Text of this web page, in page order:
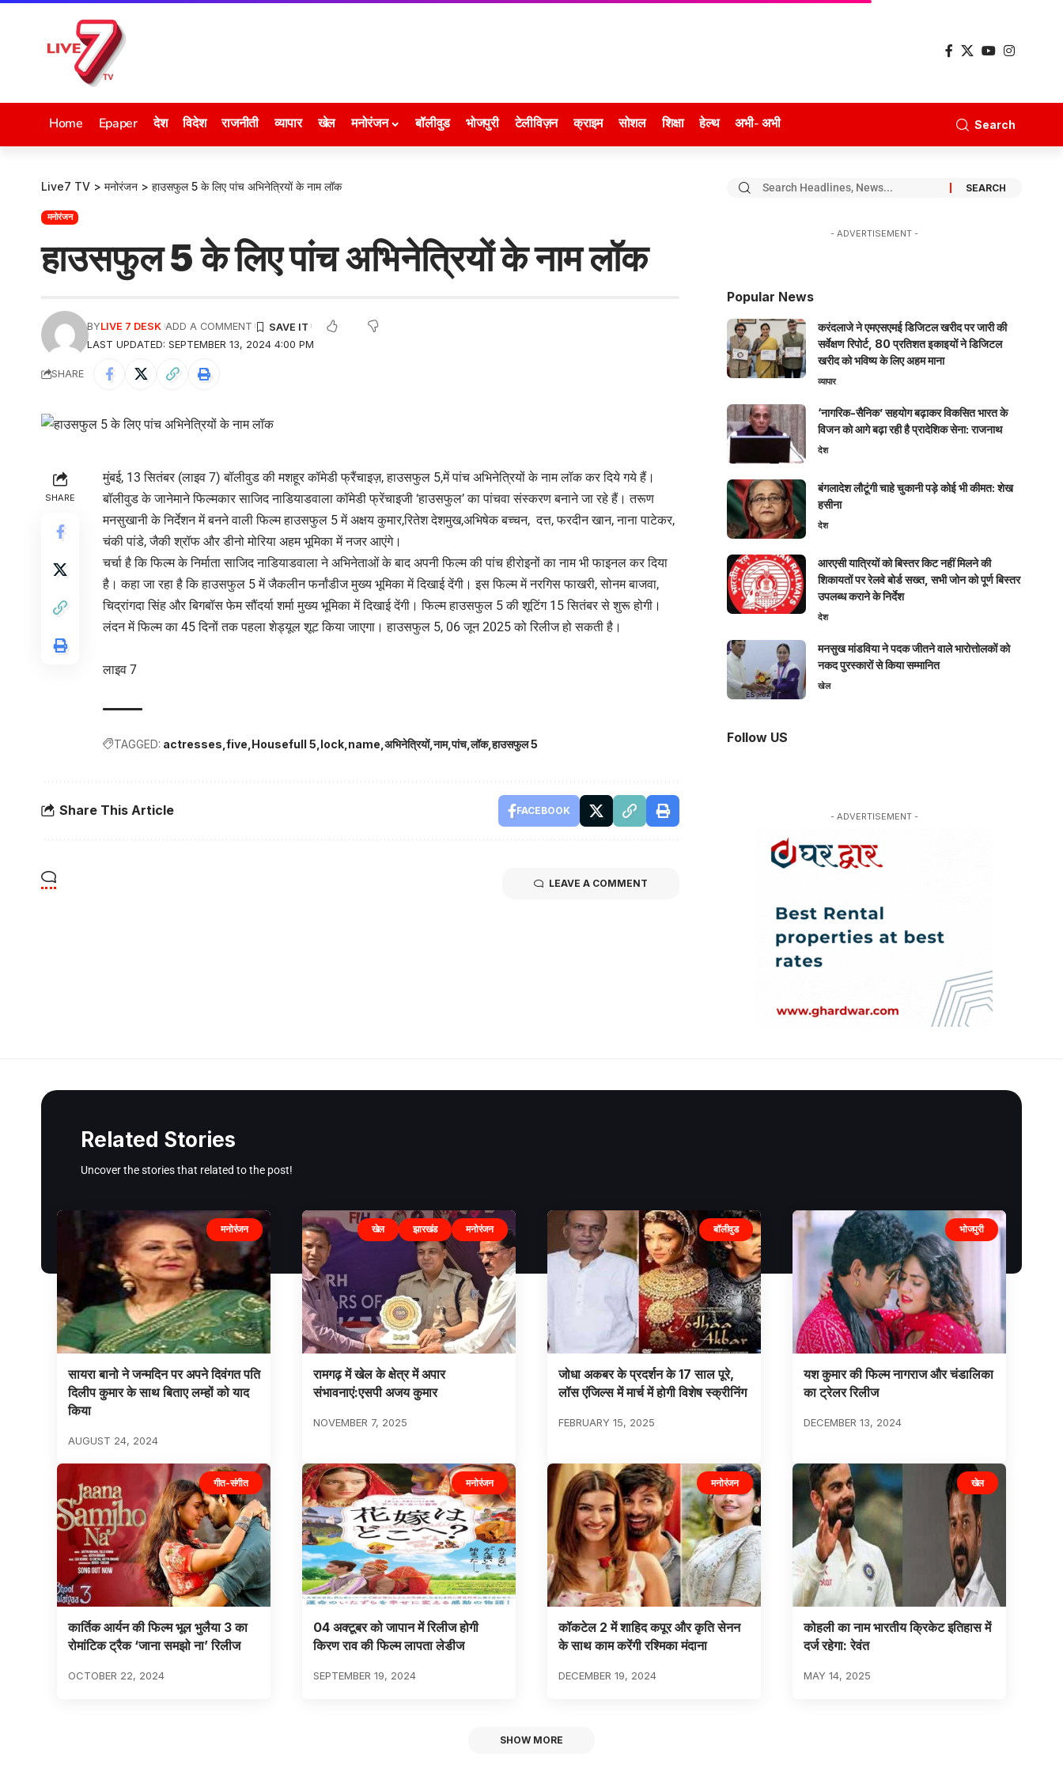
Home Epaper देश विदेश राजनीती व्यापार खेल मनोरंजन बॉलीवुड भोजपुरी टेलीविज़न क्राइम सोशल शिक्षा हेल्थ अभी- अभी Search
Live7 TV > मनोरंजन > हाउसफुल 5 के लिए पांच अभिनेत्रियों के नाम लॉक
मनोरंजन
हाउसफुल 5 के लिए पांच अभिनेत्रियों के नाम लॉक
LAST UPDATED: SEPTEMBER 13, 2024 4:00 PM
BYLIVE 7 DESK ADD A COMMENT
SHARE
SHARE
मुंबई, 13 सितंबर (लाइव 7) बॉलीवुड की मशहूर कॉमेडी फ्रैंचाइज़, हाउसफुल 5,में पांच अभिनेत्रियों के नाम लॉक कर दिये गये हैं।
बॉलीवुड के जानेमाने फिल्मकार साजिद नाडियाडवाला कॉमेडी फ्रेंचाइजी ‘हाउसफुल’ का पांचवा संस्करण बनाने जा रहे हैं। तरूण
मनसुखानी के निर्देशन में बनने वाली फिल्म हाउसफुल 5 में अक्षय कुमार,रितेश देशमुख,अभिषेक बच्चन, दत्त, फरदीन खान, नाना पाटेकर,
चंकी पांडे, जैकी श्रॉफ और डीनो मोरिया अहम भूमिका में नजर आएंगे।
चर्चा है कि फिल्म के निर्माता साजिद नाडियाडवाला ने अभिनेताओं के बाद अपनी फिल्म की पांच हीरोइनों का नाम भी फाइनल कर दिया
है। कहा जा रहा है कि हाउसफुल 5 में जैकलीन फर्नांडीज मुख्य भूमिका में दिखाई देंगी। इस फिल्म में नरगिस फाखरी, सोनम बाजवा,
चिद्रांगदा सिंह और बिगबॉस फेम सौंदर्या शर्मा मुख्य भूमिका में दिखाई देंगी। फिल्म हाउसफुल 5 की शूटिंग 15 सितंबर से शुरू होगी।
लंदन में फिल्म का 45 दिनों तक पहला शेड्यूल शूट किया जाएगा। हाउसफुल 5, 06 जून 2025 को रिलीज हो सकती है।
लाइव 7
TAGGED: actresses five Housefull 5 lock name अभिनेत्रियों नाम पांच लॉक हाउसफुल 5
Share This Article FACEBOOK
LEAVE A COMMENT
- ADVERTISEMENT -
Popular News
करंदलाजे ने एमएसएमई डिजिटल खरीद पर जारी की
सर्वेक्षण रिपोर्ट, 80 प्रतिशत इकाइयों ने डिजिटल
खरीद को भविष्य के लिए अहम माना
व्यापार
‘नागरिक-सैनिक’ सहयोग बढ़ाकर विकसित भारत के
विजन को आगे बढ़ा रही है प्रादेशिक सेना: राजनाथ
देश
बंगलादेश लौटूंगी चाहे चुकानी पड़े कोई भी कीमत: शेख
हसीना
देश
आरएसी यात्रियों को बिस्तर किट नहीं मिलने की
शिकायतों पर रेलवे बोर्ड सख्त, सभी जोन को पूर्ण बिस्तर
उपलब्ध कराने के निर्देश
देश
मनसुख मांडविया ने पदक जीतने वाले भारोत्तोलकों को
नकद पुरस्कारों से किया सम्मानित
खेल
Follow US
- ADVERTISEMENT -
Related Stories
Uncover the stories that related to the post!
मनोरंजन
सायरा बानो ने जन्मदिन पर अपने दिवंगत पति
दिलीप कुमार के साथ बिताए लम्हों को याद
किया
AUGUST 24, 2024
खेल झारखंड मनोरंजन
रामगढ़ में खेल के क्षेत्र में अपार
संभावनाएं:एसपी अजय कुमार
NOVEMBER 7, 2025
बॉलीवुड
जोधा अकबर के प्रदर्शन के 17 साल पूरे,
लॉस एंजिल्स में मार्च में होगी विशेष स्क्रीनिंग
FEBRUARY 15, 2025
भोजपुरी
यश कुमार की फिल्म नागराज और चंडालिका
का ट्रेलर रिलीज
DECEMBER 13, 2024
गीत-संगीत
कार्तिक आर्यन की फिल्म भूल भुलैया 3 का
रोमांटिक ट्रैक ‘जाना समझो ना’ रिलीज
OCTOBER 22, 2024
मनोरंजन
04 अक्टूबर को जापान में रिलीज होगी
किरण राव की फिल्म लापता लेडीज
SEPTEMBER 19, 2024
मनोरंजन
कॉकटेल 2 में शाहिद कपूर और कृति सेनन
के साथ काम करेंगी रश्मिका मंदाना
DECEMBER 19, 2024
खेल
कोहली का नाम भारतीय क्रिकेट इतिहास में
दर्ज रहेगा: रेवंत
MAY 14, 2025
SHOW MORE